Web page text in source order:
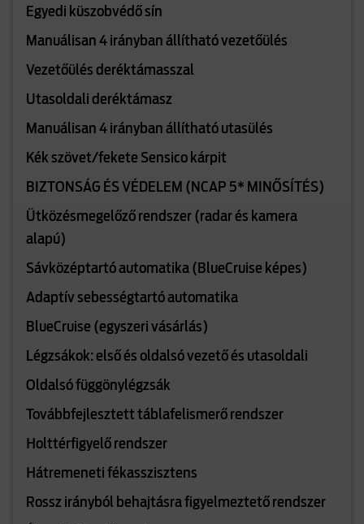
Egyedi küszobvédő sín
Manuálisan 4 irányban állítható vezetőülés
Vezetőülés deréktámasszal
Utasoldali deréktámasz
Manuálisan 4 irányban állítható utasülés
Kék szövet/fekete Sensico kárpit
BIZTONSÁG ÉS VÉDELEM (NCAP 5* MINŐSÍTÉS)
Ütközésmegelőző rendszer (radar és kamera
alapú)
Sávközéptartó automatika (BlueCruise képes)
Adaptív sebességtartó automatika
BlueCruise (egyszeri vásárlás)
Légzsákok: első és oldalsó vezető és utasoldali
Oldalsó függönylégzsák
Továbbfejlesztett táblafelismerő rendszer
Holttérfigyelő rendszer
Hátremeneti fékasszisztens
Rossz irányból behajtásra figyelmeztető rendszer